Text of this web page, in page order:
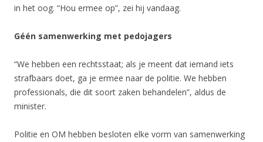
in het oog. “Hou ermee op”, zei hij vandaag.
Géén samenwerking met pedojagers
“We hebben een rechtsstaat; als je meent dat iemand iets
strafbaars doet, ga je ermee naar de politie. We hebben
professionals, die dit soort zaken behandelen”, aldus de
minister.
Politie en OM hebben besloten elke vorm van samenwerking